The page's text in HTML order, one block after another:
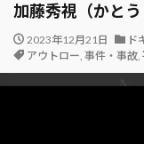
加藤秀視（かとう
2023年12月21日 ド
アウトロー, 事件・事故,